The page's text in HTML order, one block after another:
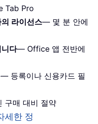
Tab Pro
라이선스— 몇 분 안에
다— Office 앱 전반에
— 등록이나 신용카드 필
구매 대비 절약
세한 정